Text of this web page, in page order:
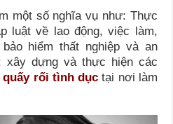
một số nghĩa vụ như: Thực
luật về lao động, việc làm,
hiểm thất nghiệp và an
xây dựng và thực hiện các
quấy rối tình dục tại nơi làm